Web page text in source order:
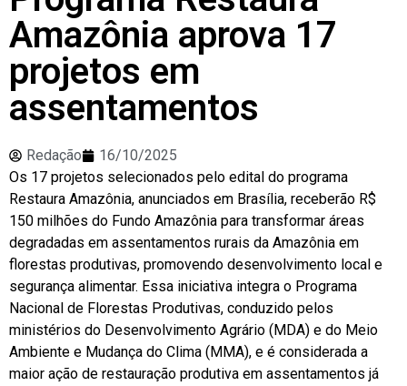
Amazônia aprova 17
projetos em
assentamentos
Redação
16/10/2025
Os 17 projetos selecionados pelo edital do programa
Restaura Amazônia, anunciados em Brasília, receberão R$
150 milhões do Fundo Amazônia para transformar áreas
degradadas em assentamentos rurais da Amazônia em
florestas produtivas, promovendo desenvolvimento local e
segurança alimentar. Essa iniciativa integra o Programa
Nacional de Florestas Produtivas, conduzido pelos
ministérios do Desenvolvimento Agrário (MDA) e do Meio
Ambiente e Mudança do Clima (MMA), e é considerada a
maior ação de restauração produtiva em assentamentos já